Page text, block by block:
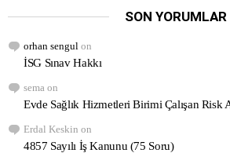
SON YORUMLAR
orhan sengul on
İSG Sınav Hakkı
sema on
Evde Sağlık Hizmetleri Birimi Çalışan Risk
Erdal Keskin on
4857 Sayılı İş Kanunu (75 Soru)